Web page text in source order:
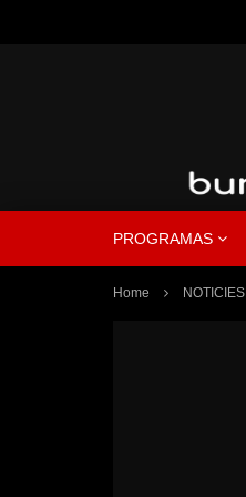
PROGRAMAS
Home NOTICIES